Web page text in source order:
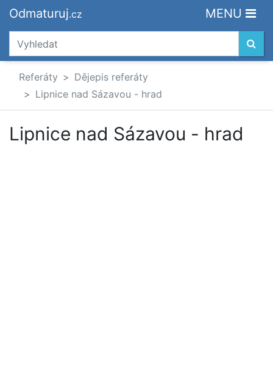
Odmaturuj.cz MENU
Referáty
Dějepis referáty
Lipnice nad Sázavou - hrad
Lipnice nad Sázavou - hrad